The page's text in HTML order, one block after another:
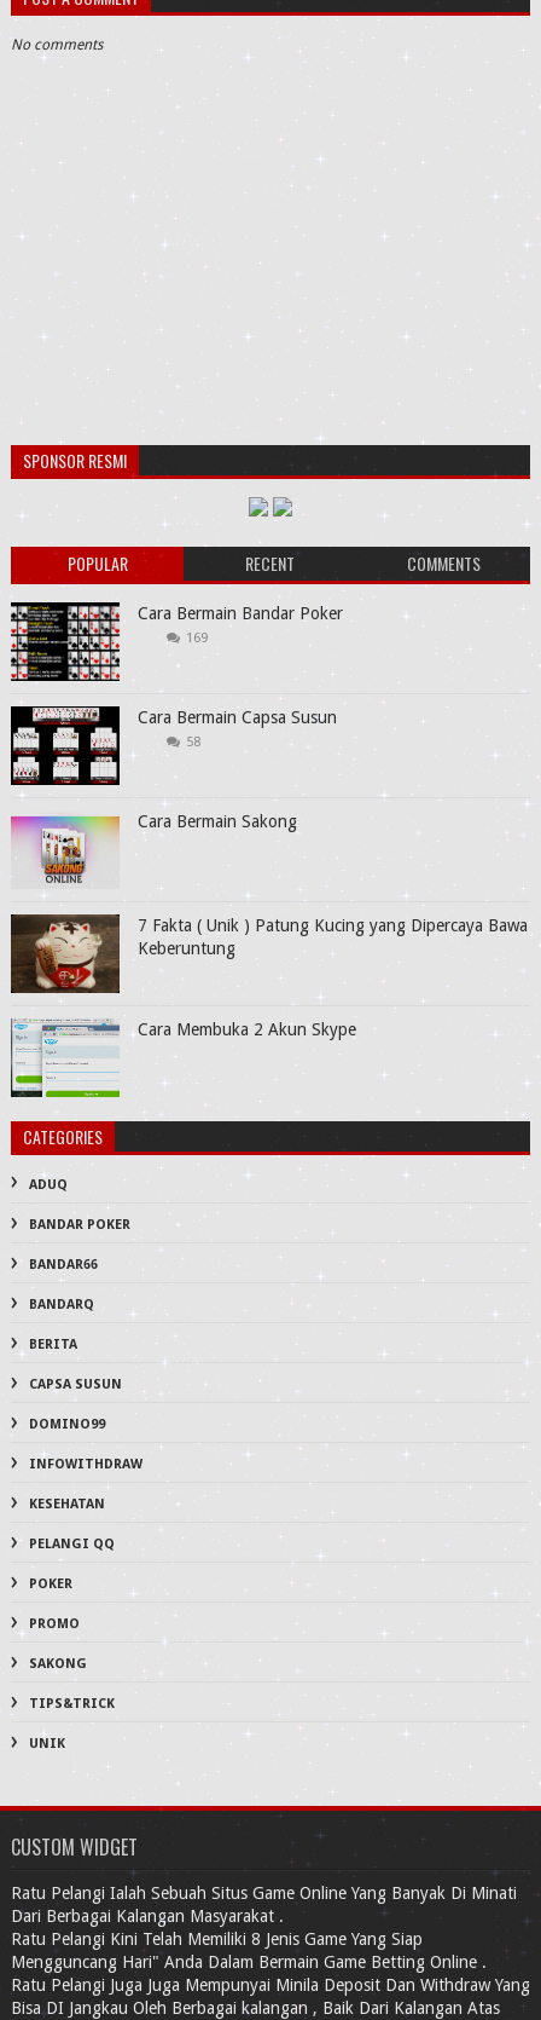
No comments
SPONSOR RESMI
POPULAR RECENT COMMENTS
Cara Bermain Bandar Poker
169
Cara Bermain Capsa Susun
58
Cara Bermain Sakong
7 Fakta ( Unik ) Patung Kucing yang Dipercaya Bawa
Keberuntung
Cara Membuka 2 Akun Skype
CATEGORIES
ADUQ
BANDAR POKER
BANDAR66
BANDARQ
BERITA
CAPSA SUSUN
DOMINO99
INFOWITHDRAW
KESEHATAN
PELANGI QQ
POKER
PROMO
SAKONG
TIPS&TRICK
UNIK
CUSTOM WIDGET
Ratu Pelangi Ialah Sebuah Situs Game Online Yang Banyak Di Minati
Dari Berbagai Kalangan Masyarakat .
Ratu Pelangi Kini Telah Memiliki 8 Jenis Game Yang Siap
Mengguncang Hari" Anda Dalam Bermain Game Betting Online .
Ratu Pelangi Juga Juga Mempunyai Minila Deposit Dan Withdraw Yang
Bisa DI Jangkau Oleh Berbagai kalangan , Baik Dari Kalangan Atas